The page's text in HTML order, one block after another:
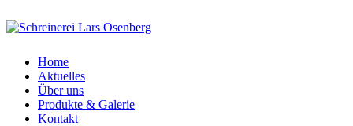
Home
Aktuelles
Über uns
Produkte & Galerie
Kontakt